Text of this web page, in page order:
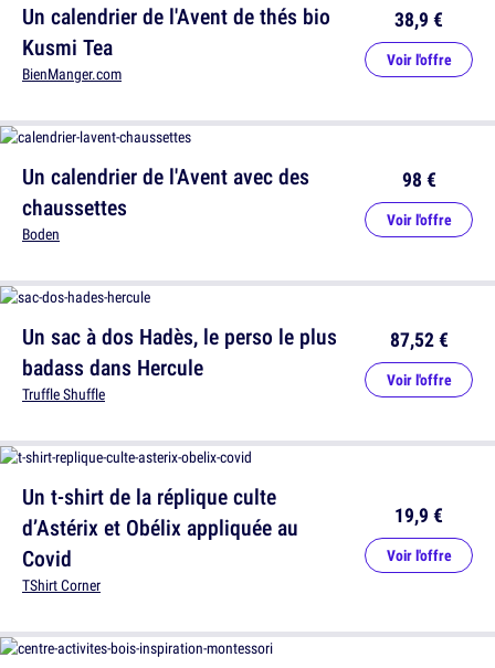
Un calendrier de l'Avent avec des
chaussettes
Boden
98 €
Voir l'offre
Un t-shirt de la réplique culte
d’Astérix et Obélix appliquée au
Covid
TShirt Corner
19,9 €
Voir l'offre
Un calendrier de l'Avent de thés bio
Kusmi Tea
BienManger.com
38,9 €
Voir l'offre
Un sac à dos Hadès, le perso le plus
badass dans Hercule
Truffle Shuffle
87,52 €
Voir l'offre